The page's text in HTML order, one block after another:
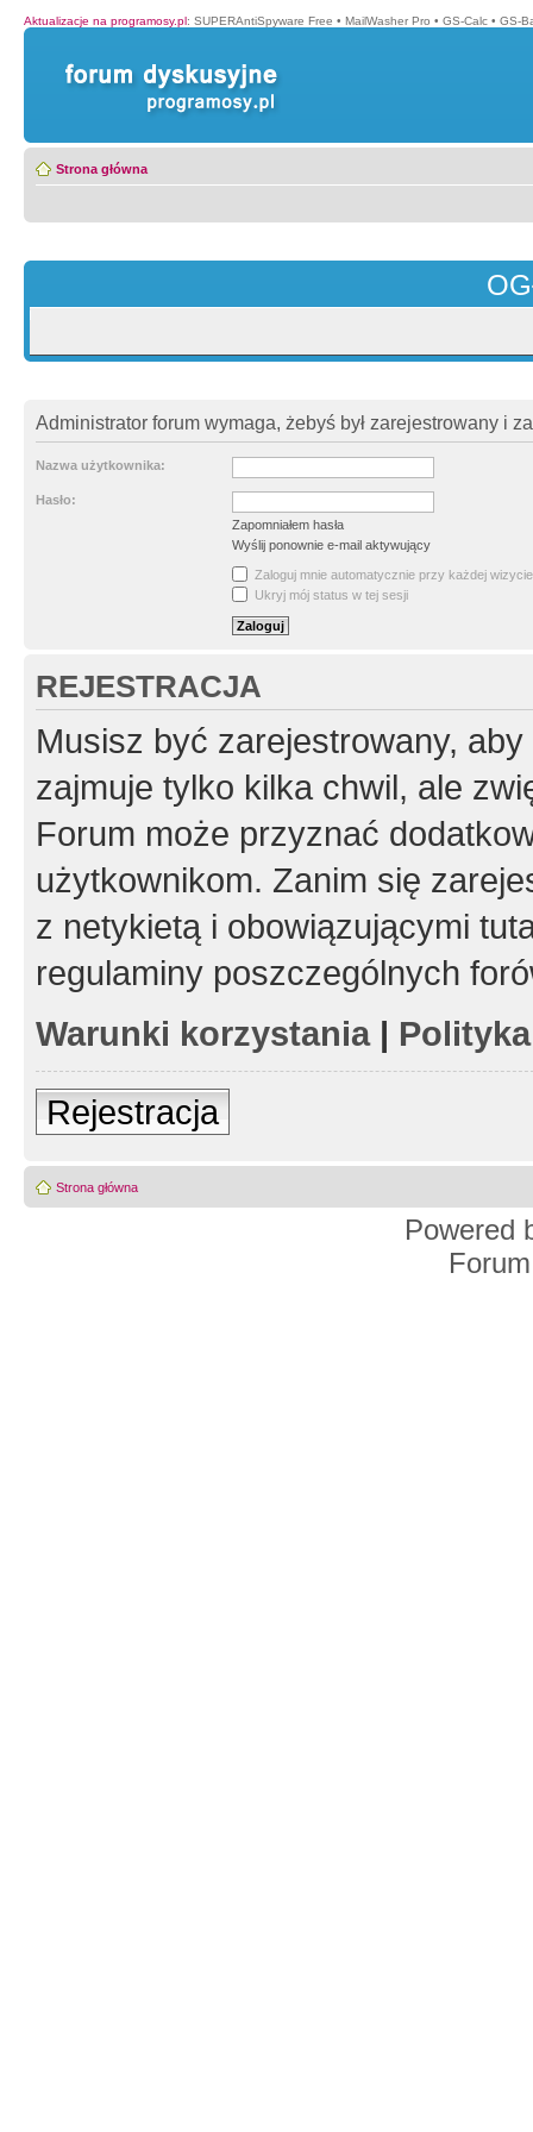
Aktualizacje na programosy.pl: SUPERAntiSpyware Free • MailWasher Pro • GS-Calc • GS-
Strona główna
Administrator forum wymaga, żebyś był zarejestrowany i
Nazwa użytkownika:
Hasło:
Zapomniałem hasła
Wyślij ponownie e-mail aktywujący
Zaloguj mnie automatycznie przy każdej wizycie
Ukryj mój status w tej sesji
REJESTRACJA
Musisz być zarejestrowany,
zajmuje tylko kilka chwil, ale
Forum może przyznać
użytkownikom. Zanim się
z netykietą i obowiązującymi
regulaminy poszczególnych
Warunki korzystania|
Rejestracja
Strona główna
Powered